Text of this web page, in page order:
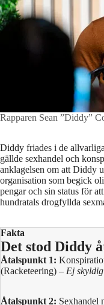
Rapparen Sean ”Diddy”
Diddy friades i de
gällde sexhandel och
anklagelsen om att Diddy
organisation som begick
pengar och sin status för
hundratals drogfyllda
Fakta
Det stod Diddy
Åtalspunkt 1:
(Racketeering) – Ej skyldig
Åtalspunkt 2: Sexhandel